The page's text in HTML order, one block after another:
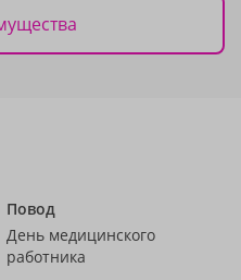
Повод
День медицинского
работника